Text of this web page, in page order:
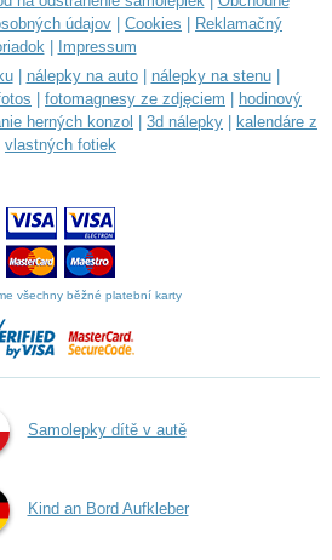
údajov Cookies
Reklamačný
|
Impressum
| nálepky na auto| nálepky na stenu|
fotomagnesy ze zdjęciem
hodinový
herných konzol 3d nálepky
kalendáre z
vlastných fotiek
všechny běžné platební karty
Samolepky dítě v autě
Kind an Bord Aufkleber